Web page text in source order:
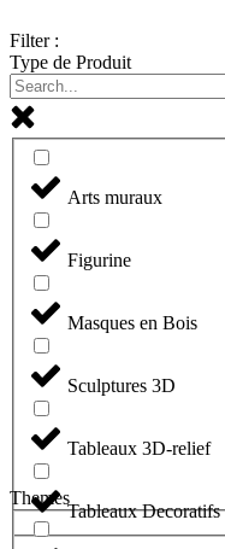
Filter :
Type de Produit
Arts muraux
Figurine
Masques en Bois
Sculptures 3D
Tableaux 3D-relief
Tableaux Decoratifs
Themes